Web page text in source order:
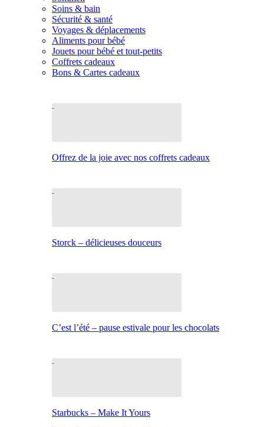
Soins & bain
Sécurité & santé
Voyages & déplacements
Aliments pour bébé
Jouets pour bébé et tout-petits
Coffrets cadeaux
Bons & Cartes cadeaux
Offrez de la joie avec nos coffrets cadeaux
Storck – délicieuses douceurs
C’est l’été – pause estivale pour les chocolats
Starbucks – Make It Yours